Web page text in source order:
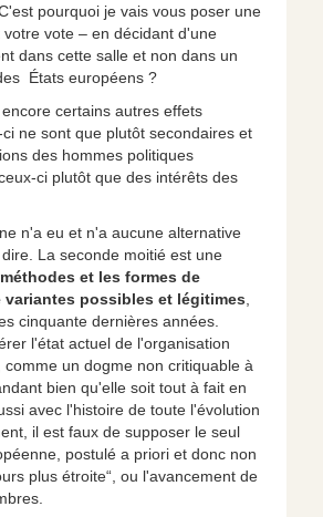
pourquoi je vais vous poser une
vote – en décidant d'une
dans cette salle et non dans un
États européens ?
certains autres effets
ne sont que plutôt secondaires et
des hommes politiques
ci plutôt que des intérêts des
n'a eu et n'a aucune alternative
La seconde moitié est une
méthodes et les formes de
possibles et légitimes
cinquante dernières années.
l'état actuel de l'organisation
un dogme non critiquable à
bien qu'elle soit tout à fait en
avec l'histoire de toute l'évolution
il est faux de supposer le seul
postulé a priori et donc non
plus étroite“, ou l'avancement de